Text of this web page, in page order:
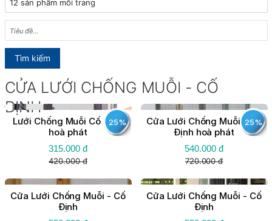
Tìm kiếm
CỬA LƯỚI CHỐNG MUỖI - CỐ
ĐỊNH
25%
Lưới Chống Muỗi Cố định
hoà phát
315.000 đ
420.000 đ
25%
Cửa Lưới Chống Muỗi - Cố
Định hoà phát
540.000 đ
720.000 đ
Cửa Lưới Chống Muỗi - Cố
Định
Cửa Lưới Chống Muỗi - Cố
Định